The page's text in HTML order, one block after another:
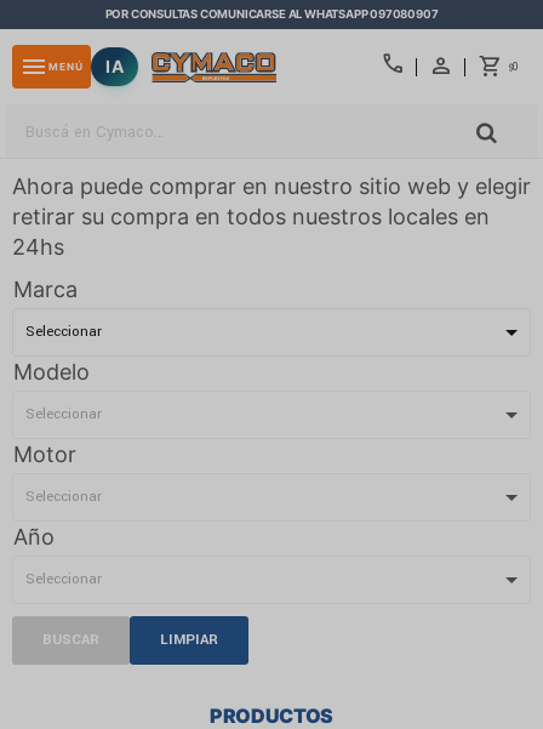
POR CONSULTAS COMUNICARSE AL WHATSAPP 097080907
call $0
menu MENÚ IA
Ahora puede comprar en nuestro sitio web y elegir
retirar su compra en todos nuestros locales en
24hs
Marca
Modelo
Motor
Año
BUSCAR LIMPIAR
PRODUCTOS
close